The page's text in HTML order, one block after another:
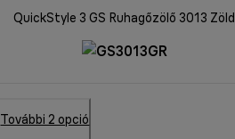
QuickStyle 3 GS Ruhagőzölő 3013 Zöld
További 2 opció